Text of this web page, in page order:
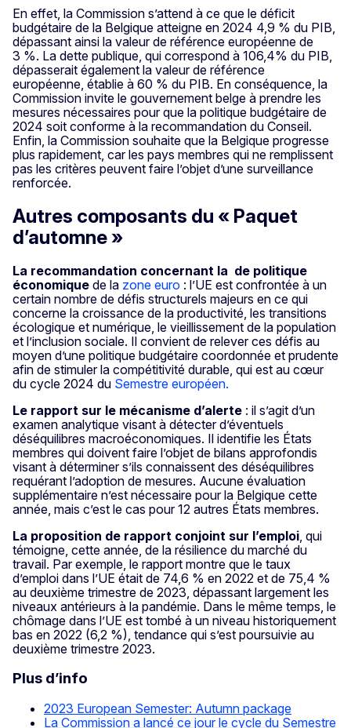
En effet, la Commission s’attend à ce que le déficit
budgétaire de la Belgique atteigne en 2024 4,9 % du PIB,
dépassant ainsi la valeur de référence européenne de
3 %. La dette publique, qui correspond à 106,4% du PIB,
dépasserait également la valeur de référence
européenne, établie à 60 % du PIB. En conséquence, la
Commission invite le gouvernement belge à prendre les
mesures nécessaires pour que la politique budgétaire de
2024 soit conforme à la recommandation du Conseil.
Enfin, la Commission souhaite que la Belgique progresse
plus rapidement, car les pays membres qui ne remplissent
pas les critères peuvent faire l’objet d’une surveillance
renforcée.
Autres composants du « Paquet
d’automne »
La recommandation concernant la de politique
économique de la zone euro : l’UE est confrontée à un
certain nombre de défis structurels majeurs en ce qui
concerne la croissance de la productivité, les transitions
écologique et numérique, le vieillissement de la population
et l’inclusion sociale. Il convient de relever ces défis au
moyen d’une politique budgétaire coordonnée et prudente
afin de stimuler la compétitivité durable, qui est au cœur
du cycle 2024 du Semestre européen.
Le rapport sur le mécanisme d’alerte : il s’agit d’un
examen analytique visant à détecter d’éventuels
déséquilibres macroéconomiques. Il identifie les États
membres qui doivent faire l’objet de bilans approfondis
visant à déterminer s’ils connaissent des déséquilibres
requérant l’adoption de mesures. Aucune évaluation
supplémentaire n’est nécessaire pour la Belgique cette
année, mais c’est le cas pour 12 autres États membres.
La proposition de rapport conjoint sur l’emploi , qui
témoigne, cette année, de la résilience du marché du
travail. Par exemple, le rapport montre que le taux
d’emploi dans l’UE était de 74,6 % en 2022 et de 75,4 %
au deuxième trimestre de 2023, dépassant largement les
niveaux antérieurs à la pandémie. Dans le même temps, le
chômage dans l’UE est tombé à un niveau historiquement
bas en 2022 (6,2 %), tendance qui s’est poursuivie au
deuxième trimestre 2023.
Plus d’info
2023 European Semester: Autumn package
La Commission a lancé ce jour le cycle du Semestre